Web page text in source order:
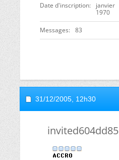
Date d'inscription
janvier
1970
Messages 83
31/12/2005, 12h30
invited604dd85